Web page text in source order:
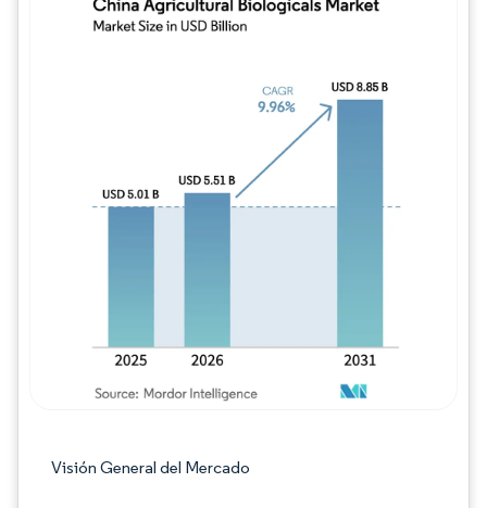
Visión General del Mercado
Imagen © Mordor Intelligence. El uso